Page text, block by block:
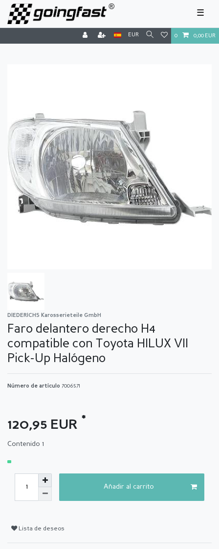
☰
EUR 0 0,00 EUR
DIEDERICHS Karosserieteile GmbH
Faro delantero derecho H4
compatible con Toyota HILUX VII
Pick-Up Halógeno
Número de artículo 7006571
120,95 EUR *
Contenido 1
Añadir al carrito
Lista de deseos